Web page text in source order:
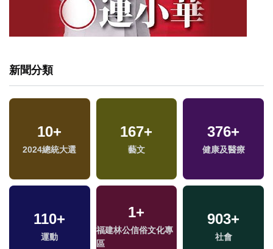
新聞分類
10+
2024總統大選
167+
藝文
376+
健康及醫療
110+
運動
1+
福建林公信俗文化專
區
903+
社會